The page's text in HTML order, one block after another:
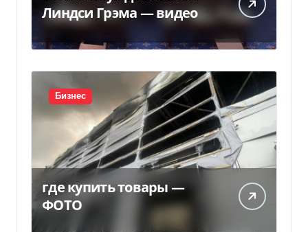
Линдси Грэма — видео
Бизнес
где купить товары —
ФОТО